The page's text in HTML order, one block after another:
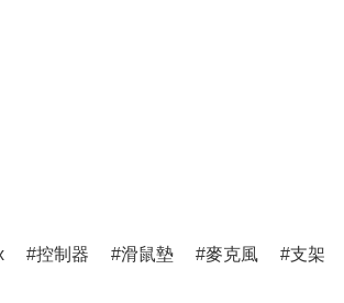
控制器 滑鼠墊 麥克風 支架